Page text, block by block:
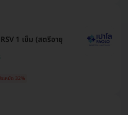
1 เข็ม (สตรีอายุ
ระหยัด 32%